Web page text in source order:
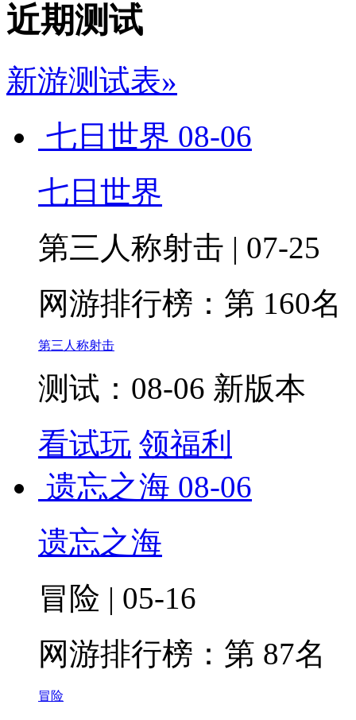
近期测试
新游测试表»
七日世界 08-06
七日世界
第三人称射击 | 07-25
网游排行榜： 第 160名
第三人称射击
测试：08-06 新版本
看试玩 领福利
遗忘之海 08-06
遗忘之海
冒险 | 05-16
网游排行榜： 第 87名
冒险